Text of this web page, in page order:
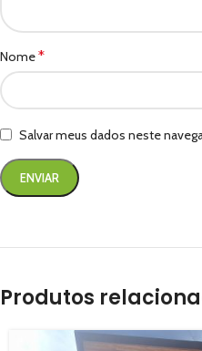
Nome*
Salvar meus dados neste
Produtos